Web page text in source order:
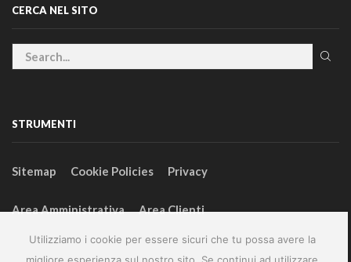
Utilizziamo i cookie per essere sicuri che tu possa avere la
migliore esperienza sul nostro sito. Se continui ad utilizzare
CERCA NEL SITO
STRUMENTI
Sitemap Cookie Policies Privacy
Area Amministrativa Area Clienti